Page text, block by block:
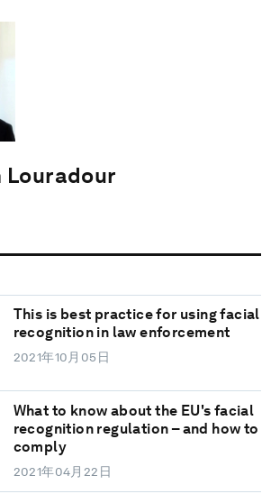
Louradour
This is best practice for using facial
recognition in law enforcement
2021年10月05日
What to know about the EU's facial
recognition regulation – and how to
comply
2021年04月22日